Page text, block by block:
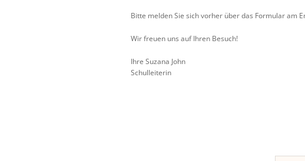
Bitte melden Sie sich vorher über das Formular am
Wir freuen uns auf Ihren Besuch!
Ihre Suzana John
Schulleiterin